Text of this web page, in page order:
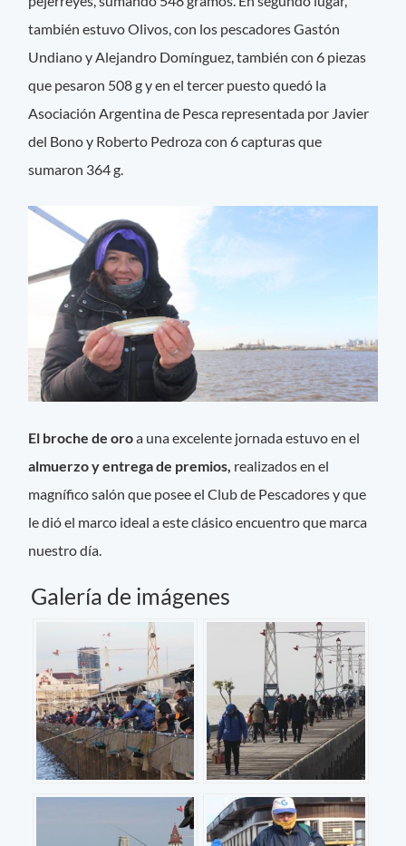
también estuvo Olivos, con los pescadores Gastón
Undiano y Alejandro Domínguez, también con 6 piezas
que pesaron 508 g y en el tercer puesto quedó la
Asociación Argentina de Pesca representada por Javier
del Bono y Roberto Pedroza con 6 capturas que
sumaron 364 g.
El broche de oroa una excelente jornada estuvo en el
almuerzo y entrega de premios, realizados en el
magnífico salón que posee el Club de Pescadores y que
le dió el marco ideal a este clásico encuentro que marca
nuestro día.
Galería de imágenes